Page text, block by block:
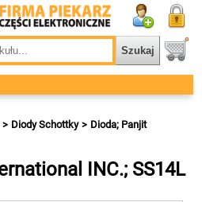
Diody Schottky
Dioda; Panjit
INC.; SS14L